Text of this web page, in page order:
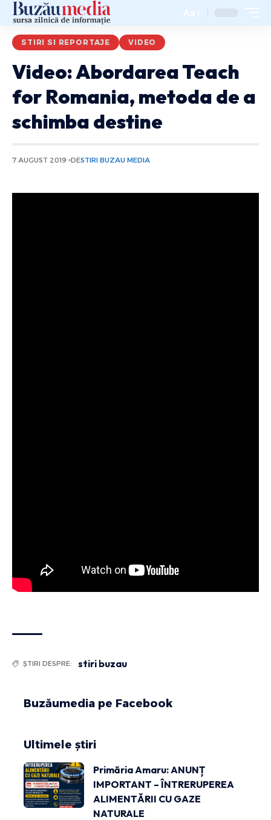
Aa
STIRI SI REPORTAJE VIDEO
Video: Abordarea Teach
for Romania, metoda de a
schimba destine
7 AUGUST 2019 DESTIRI BUZAU MEDIA
ȘTIRI DESPRE: stiri buzau
Buzăumedia pe Facebook
Ultimele știri
Primăria Amaru: ANUNȚ
IMPORTANT – ÎNTRERUPEREA
ALIMENTĂRII CU GAZE
NATURALE